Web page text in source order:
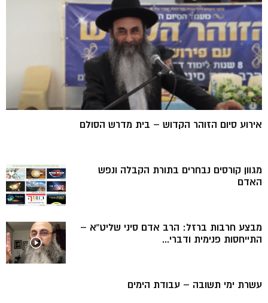
אירוע סיום הזוהר הקדוש – בית מדרש הסולם
מגוון קורסים נבחרים בתורת הקבלה ונפש
האדם
מבצע חרבות ברזל: הרב אדם סיני שליט”א –
התייחסות פנימית ודברי...
עשרת ימי תשובה – עבודת הימים